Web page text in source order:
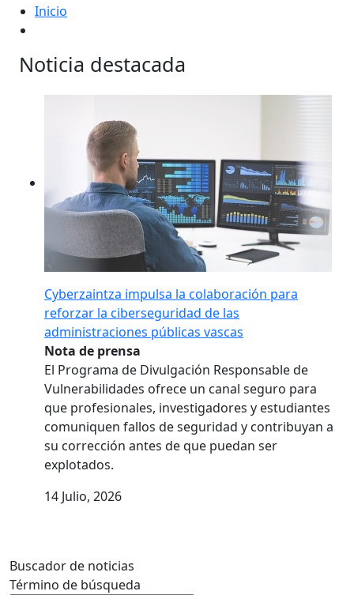
Inicio
Noticia destacada
Cyberzaintza impulsa la colaboración para
reforzar la ciberseguridad de las
administraciones públicas vascas
Nota de prensa
El Programa de Divulgación Responsable de
Vulnerabilidades ofrece un canal seguro para
que profesionales, investigadores y estudiantes
comuniquen fallos de seguridad y contribuyan a
su corrección antes de que puedan ser
explotados.
14 Julio, 2026
Buscador de noticias
Término de búsqueda